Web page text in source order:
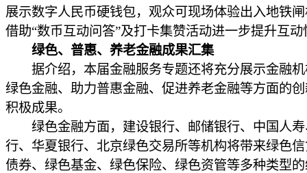
展示数字人民币硬钱包，观众可现场体验出入地铁
借助“数币互动问答”及打卡集赞活动进一步提升互动
绿色、普惠、养老金融成果汇集
据介绍，本届金融服务专题还将充分展示金融机
绿色金融、助力普惠金融、促进养老金融等方面的
积极成果。
绿色金融方面，建设银行、邮储银行、中国人寿
行、华夏银行、北京绿色交易所等机构将带来绿色
债券、绿色基金、绿色保险、绿色资管等多种类型